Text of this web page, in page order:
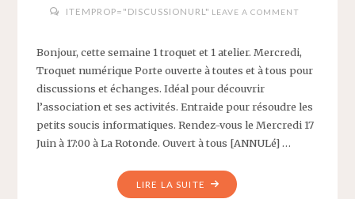
ITEMPROP="DISCUSSIONURL" LEAVE A COMMENT
Bonjour, cette semaine 1 troquet et 1 atelier. Mercredi,
Troquet numérique Porte ouverte à toutes et à tous pour
discussions et échanges. Idéal pour découvrir
l’association et ses activités. Entraide pour résoudre les
petits soucis informatiques. Rendez-vous le Mercredi 17
Juin à 17:00 à La Rotonde. Ouvert à tous [ANNULé] …
LIRE LA SUITE "MENU